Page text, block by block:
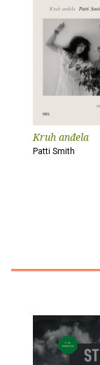
Kruh anđela
Patti Smith